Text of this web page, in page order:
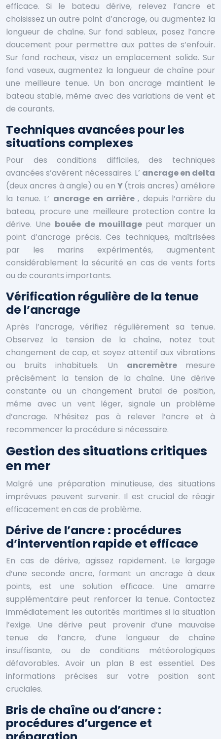
efficace. Si le bateau dérive, relevez l’ancre et
choisissez un autre point d’ancrage, ou augmentez la
longueur de chaîne. Sur fond sableux, posez l’ancre
doucement pour permettre aux pattes de s’enfouir.
Sur fond rocheux, visez un emplacement solide. Sur
fond vaseux, augmentez la longueur de chaîne pour
une meilleure tenue. Un bon ancrage maintient le
bateau stable, même avec des variations de vent et
de courants.
Techniques avancées pour les
situations complexes
Pour des conditions difficiles, des techniques
avancées s’avèrent nécessaires. L’ ancrage en delta
(deux ancres à angle) ou en Y(trois ancres) améliore
la tenue. L’ ancrage en arrière, depuis l’arrière du
bateau, procure une meilleure protection contre la
dérive. Une bouée de mouillage peut marquer un
point d’ancrage précis. Ces techniques, maîtrisées
par les marins expérimentés, augmentent
considérablement la sécurité en cas de vents forts
ou de courants importants.
Vérification régulière de la tenue
de l’ancrage
Après l’ancrage, vérifiez régulièrement sa tenue.
Observez la tension de la chaîne, notez tout
changement de cap, et soyez attentif aux vibrations
ou bruits inhabituels. Un ancremètre mesure
précisément la tension de la chaîne. Une dérive
constante ou un changement brutal de position,
même avec un vent léger, signale un problème
d’ancrage. N’hésitez pas à relever l’ancre et à
recommencer la procédure si nécessaire.
Gestion des situations critiques
en mer
Malgré une préparation minutieuse, des situations
imprévues peuvent survenir. Il est crucial de réagir
efficacement en cas de problème.
Dérive de l’ancre : procédures
d’intervention rapide et efficace
En cas de dérive, agissez rapidement. Le largage
d’une seconde ancre, formant un ancrage à deux
points, est une solution efficace. Une amarre
supplémentaire peut renforcer la tenue. Contactez
immédiatement les autorités maritimes si la situation
l’exige. Une dérive peut provenir d’une mauvaise
tenue de l’ancre, d’une longueur de chaîne
insuffisante, ou de conditions météorologiques
défavorables. Avoir un plan B est essentiel. Des
informations précises sur votre position sont
cruciales.
Bris de chaîne ou d’ancre :
procédures d’urgence et